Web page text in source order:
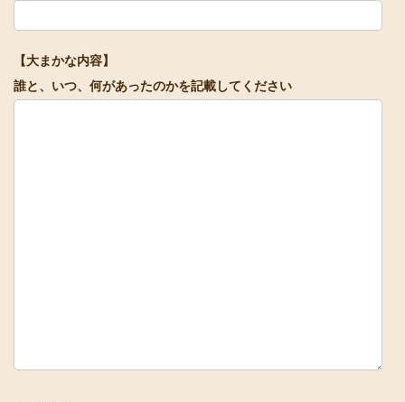
【大まかな内容】
誰と、いつ、何があったのかを記載してください